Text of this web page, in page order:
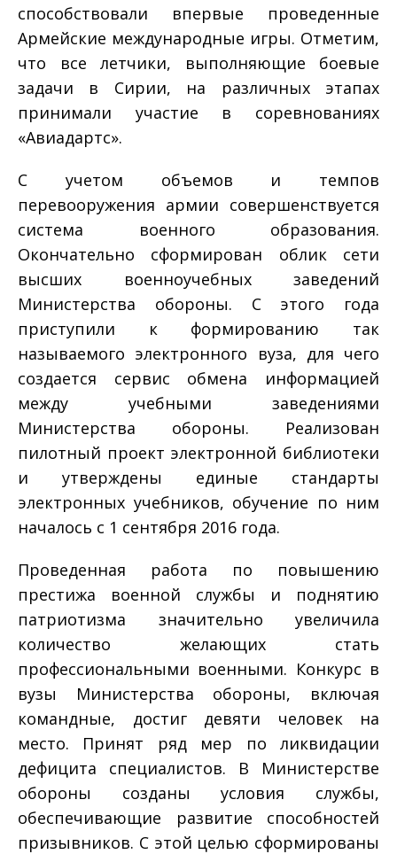
способствовали впервые проведенные
Армейские международные игры. Отметим,
что все летчики, выполняющие боевые
задачи в Сирии, на различных этапах
принимали участие в соревнованиях
«Авиадартс».
С учетом объемов и темпов
перевооружения армии совершенствуется
система военного образования.
Окончательно сформирован облик сети
высших военно­учебных заведений
Министерства обороны. С этого года
приступили к формированию так
называемого электронного вуза, для чего
создается сервис обмена информацией
между учебными заведениями
Министерства обороны. Реализован
пилотный проект электронной библиотеки
и утверждены единые стандарты
электронных учебников, обучение по ним
началось с 1 сентября 2016 года.
Проведенная работа по повышению
престижа военной службы и поднятию
патриотизма значительно увеличила
количество желающих стать
профессиональными военными. Конкурс в
вузы Министерства обороны, включая
командные, достиг девяти человек на
место. Принят ряд мер по ликвидации
дефицита специалистов. В Министерстве
обороны созданы условия службы,
обеспечивающие развитие способностей
призывников. С этой целью сформированы